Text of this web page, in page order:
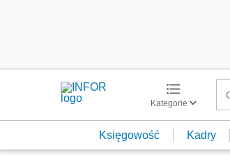
Kategorie
Księgowość Kadry